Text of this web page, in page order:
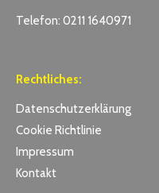
Telefon: 0211 1640971
Rechtliches:
Datenschutzerklärung
Cookie Richtlinie
Impressum
Kontakt